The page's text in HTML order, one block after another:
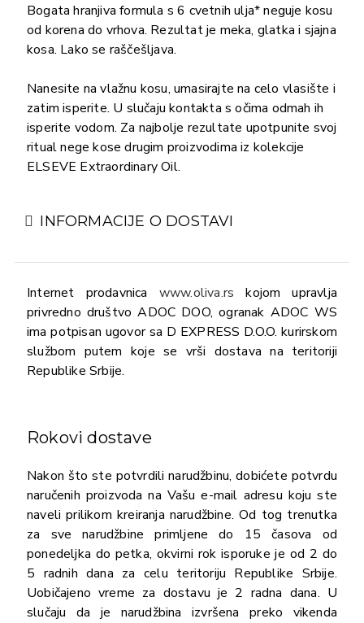
Bogata hranjiva formula s 6 cvetnih ulja* neguje kosu
od korena do vrhova. Rezultat je meka, glatka i sjajna
kosa. Lako se raščešljava.
Nanesite na vlažnu kosu, umasirajte na celo vlasište i
zatim isperite. U slučaju kontakta s očima odmah ih
isperite vodom. Za najbolje rezultate upotpunite svoj
ritual nege kose drugim proizvodima iz kolekcije
ELSEVE Extraordinary Oil.
INFORMACIJE O DOSTAVI
Internet prodavnica www.oliva.rs kojom upravlja
privredno društvo ADOC DOO, ogranak ADOC WS
ima potpisan ugovor sa D EXPRESS D.O.O. kurirskom
službom putem koje se vrši dostava na teritoriji
Republike Srbije.
Rokovi dostave
Nakon što ste potvrdili narudžbinu, dobićete potvrdu
naručenih proizvoda na Vašu e-mail adresu koju ste
naveli prilikom kreiranja narudžbine. Od tog trenutka
za sve narudžbine primljene do 15 časova od
ponedeljka do petka, okvirni rok isporuke je od 2 do
5 radnih dana za celu teritoriju Republike Srbije.
Uobičajeno vreme za dostavu je 2 radna dana. U
slučaju da je narudžbina izvršena preko vikenda